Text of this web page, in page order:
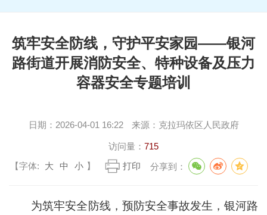
筑牢安全防线，守护平安家园——银河
路街道开展消防安全、特种设备及压力
容器安全专题培训
日期： 2026-04-01 16:22 来源： 克拉玛依区人民政府
访问量： 715
【字体:
大 中 小 】 打印 分享到：
为筑牢安全防线， 预防安全事故发生，银河路